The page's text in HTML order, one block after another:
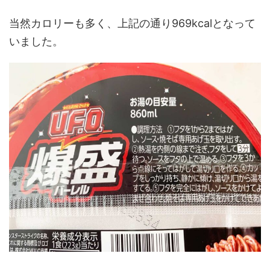
当然カロリーも多く、上記の通り969kcalとなって
いました。